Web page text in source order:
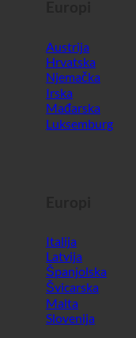
Austrija
Hrvatska
Njemačka
Irska
Mađarska
Luksemburg
Italija
Latvija
Španjolska
Švicarska
Malta